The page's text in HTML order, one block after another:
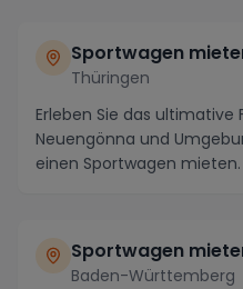
Sportwagen
Thüringen
Erleben Sie das ultimative
Neuengönna und
einen Sportwagen
Sportwagen
Baden-Württemberg